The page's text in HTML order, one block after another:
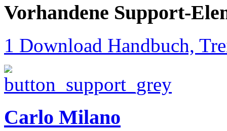
Vorhandene Support-
1 Download Handbuch,
Carlo Milano